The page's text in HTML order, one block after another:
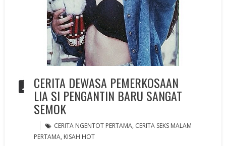
CERITA DEWASA PEMERKOSAAN
LIA SI PENGANTIN BARU SANGAT
SEMOK
CERITA NGENTOT PERTAMA, CERITA SEKS MALAM
PERTAMA, KISAH HOT